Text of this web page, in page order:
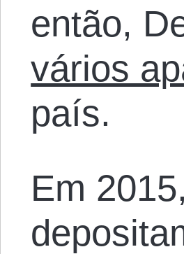
então,
vários
país.
Em